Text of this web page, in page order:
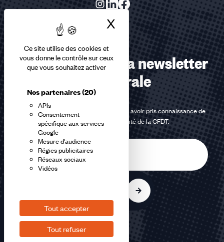
Ce site utilise des cookies et
vous donne le contrôle sur ceux
que vous souhaitez activer
Nos partenaires(20)
APIs
Consentement
spécifique aux services
Google
Mesure d'audience
Régies publicitaires
Réseaux sociaux
Vidéos
Tout accepter
Tout refuser
X Masquer le
Abonnez-vous à la newsletter
confédérale
En m'inscrivant à la newsletter, j'affirme avoir pris connaissance de
lapolitique de confidentialité de la CFDT.